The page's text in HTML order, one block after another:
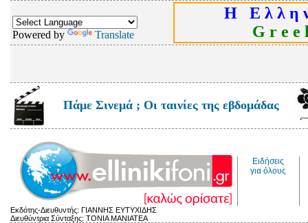
Powered by Translate
Η Ε λ λ η
G r e e
Πάμε Σινεμά ; Οι ταινίες της εβδομάδας
Ειδήσεις
για όλους
Εκδότης-Διευθυντής: ΓΙΑΝΝΗΣ ΕΥΤΥΧΙΔΗΣ
Διευθύντρια Σύνταξης: ΤΟΝΙΑ ΜΑΝΙΑΤΕΑ